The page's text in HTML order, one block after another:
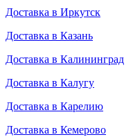
Доставка в Иркутск
Доставка в Казань
Доставка в Калининград
Доставка в Калугу
Доставка в Карелию
Доставка в Кемерово